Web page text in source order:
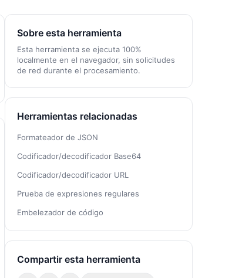
Sobre esta herramienta
Esta herramienta se ejecuta 100%
localmente en el navegador, sin solicitudes
de red durante el procesamiento.
Herramientas relacionadas
Formateador de JSON
Codificador/decodificador Base64
Codificador/decodificador URL
Prueba de expresiones regulares
Embelezador de código
Compartir esta herramienta